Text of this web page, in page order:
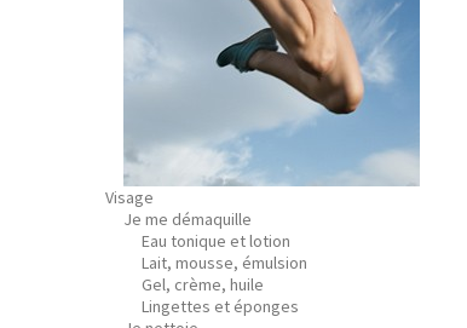
Visage
Je me démaquille
Eau tonique et lotion
Lait, mousse, émulsion
Gel, crème, huile
Lingettes et éponges